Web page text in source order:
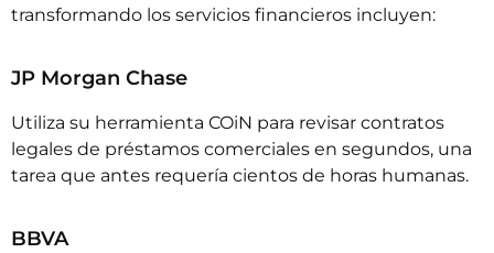
transformando los servicios financieros incluyen:
JP Morgan Chase
Utiliza su herramienta COiN para revisar contratos
legales de préstamos comerciales en segundos, una
tarea que antes requería cientos de horas humanas.
BBVA